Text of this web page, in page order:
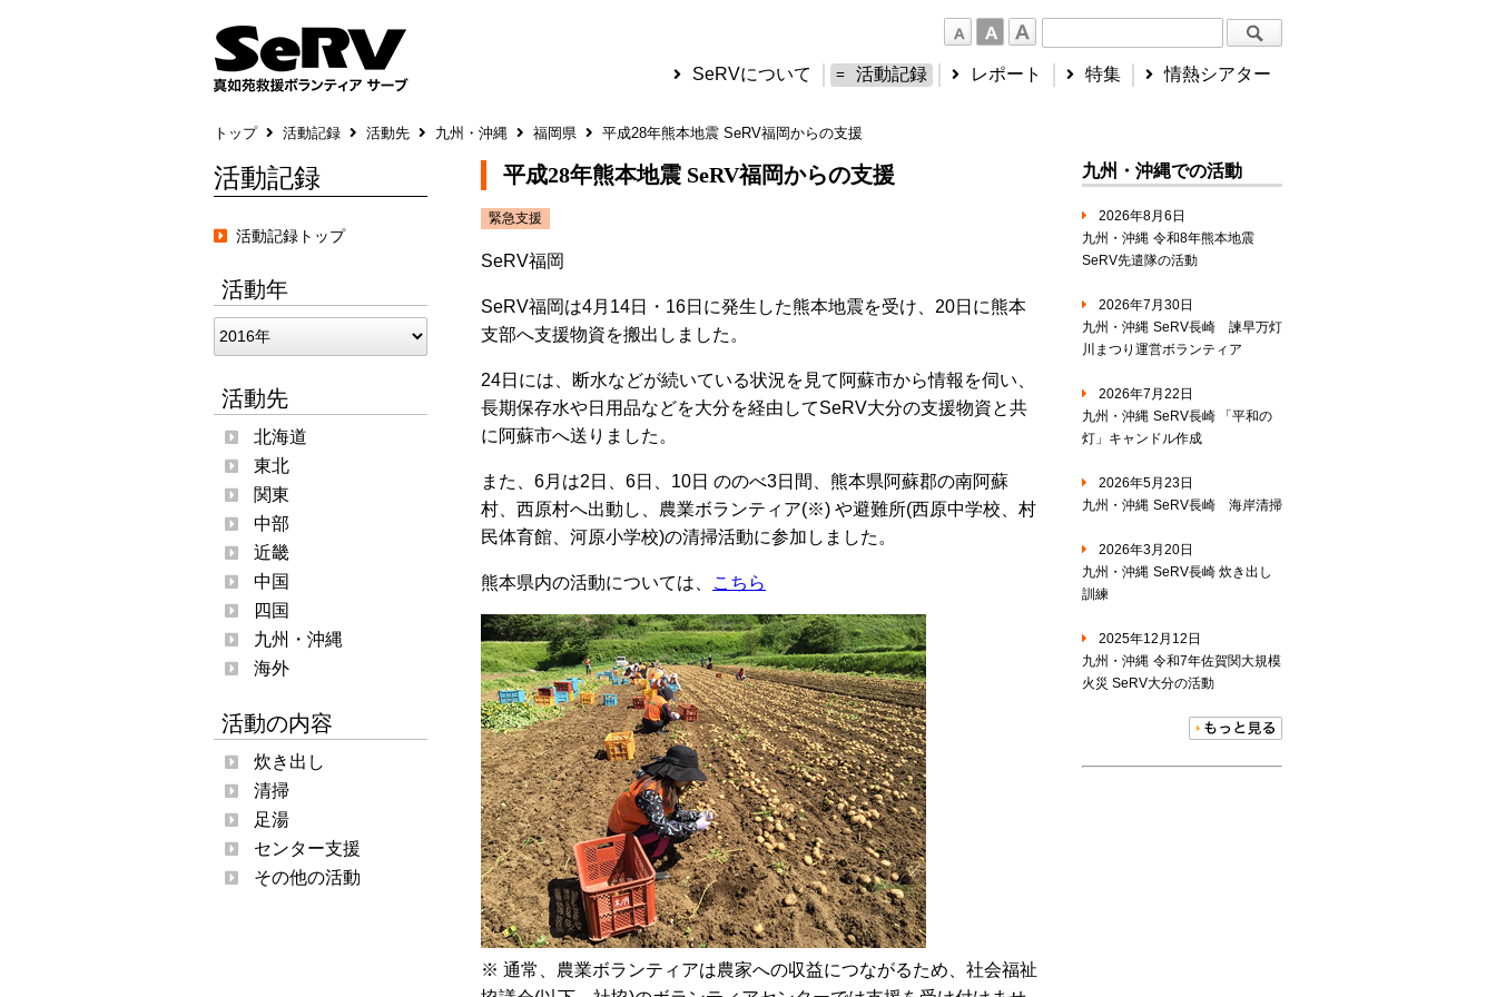
SeRVについて 活動記録 レポート 特集 情熱シアター
トップ 活動記録 活動先 九州・沖縄 福岡県 平成28年熊本地震 SeRV福岡からの支援
活動記録
活動記録トップ
活動年
活動先
北海道
東北
関東
中部
近畿
中国
四国
九州・沖縄
海外
活動の内容
炊き出し
清掃
足湯
センター支援
その他の活動
平成28年熊本地震 SeRV福岡からの支援
緊急支援
SeRV福岡
SeRV福岡は4月14日・16日に発生した熊本地震を受け、20日に熊本
支部へ支援物資を搬出しました。
24日には、断水などが続いている状況を見て阿蘇市から情報を伺い、
長期保存水や日用品などを大分を経由してSeRV大分の支援物資と共
に阿蘇市へ送りました。
また、6月は2日、6日、10日 ののべ3日間、熊本県阿蘇郡の南阿蘇
村、西原村へ出動し、農業ボランティア(※) や避難所(西原中学校、村
民体育館、河原小学校)の清掃活動に参加しました。
熊本県内の活動については、 こちら
※ 通常、農業ボランティアは農家への収益につながるため、社会福祉
九州・沖縄での活動
2026年8月6日
九州・沖縄 令和8年熊本地震
SeRV先遣隊の活動
2026年7月30日
九州・沖縄 SeRV長崎 諫早万灯
川まつり運営ボランティア
2026年7月22日
九州・沖縄 SeRV長崎 「平和の
灯」キャンドル作成
2026年5月23日
九州・沖縄 SeRV長崎 海岸清掃
2026年3月20日
九州・沖縄 SeRV長崎 炊き出し
訓練
2025年12月12日
九州・沖縄 令和7年佐賀関大規模
火災 SeRV大分の活動